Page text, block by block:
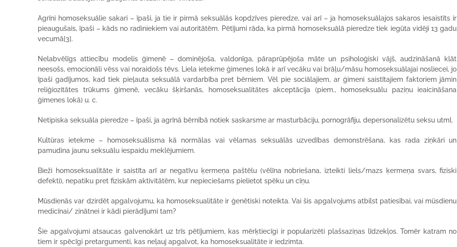
Agrīni homoseksuālie sakari – īpaši, ja tie ir pirmā seksuālās kopdzīves pieredze, vai arī – ja homoseksuālajos sakaros iesaistīts ir
pieaugušais, īpaši – kāds no radiniekiem vai autoritātēm. Pētījumi rāda, ka pirmā homoseksuālā pieredze tiek iegūta vidēji 13 gadu
vecumā[3].
Nelabvēlīgs attiecību modelis ģimenē – dominējoša, valdonīga, pāraprūpējoša māte un psiholoģiski vājš, audzināšanā klāt
neesošs, emocionāli vēss vai noraidošs tēvs. Liela ietekme ģimenes lokā ir arī vecāku vai brāļu/māsu homoseksuālajai nosliecei, jo
īpaši gadījumos, kad tiek pieļauta seksuālā vardarbība pret bērniem. Vēl pie sociālajiem, ar ģimeni saistītajiem faktoriem jāmin
reliģiozitātes trūkums ģimenē, vecāku šķiršanās, homoseksualitātes akceptācija (piem., homoseksuālu paziņu ieaicināšana
ģimenes lokā) u. c.
Netipiska seksuāla pieredze – īpaši, ja agrīnā bērnībā notiek saskarsme ar masturbāciju, pornogrāfiju, depersonalizētu seksu utml.
Kultūras ietekme – homoseksuālisma kā normālas vai vēlamas seksuālās uzvedības demonstrēšana, kas rada ziņkāri un
pamudina jaunu seksuālu iespaidu meklējumiem.
Bieži homoseksualitāte ir saistīta arī ar negatīvu ķermeņa paštēlu (vēlīna nobriešana, izteikti liels/mazs ķermeņa svars, fiziski
defekti), nepatiku pret fiziskām aktivitātēm, kur nepieciešams pielietot spēku un cīņu.
Mūsdienās var dzirdēt apgalvojumu, ka homoseksualitāte ir ģenētiski noteikta. Vai šis apgalvojums atbilst patiesībai, vai mūsdienu
medicīnai/ zinātnei ir kādi pierādījumi tam?
Šie apgalvojumi atsaucas galvenokārt uz trīs pētījumiem, kas mērķtiecīgi ir popularizēti plašsaziņas līdzekļos. Tomēr katram no
tiem ir spēcīgi pretargumenti, kas neļauj apgalvot, ka homoseksualitāte ir iedzimta.